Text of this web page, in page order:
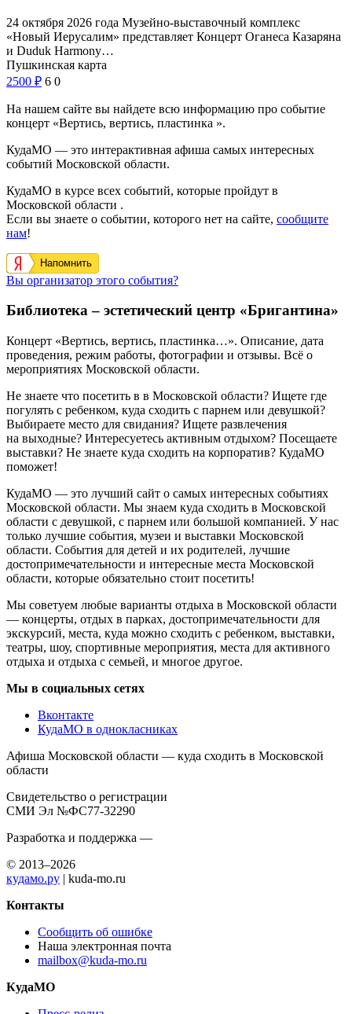
24 октября 2026 года Музейно-выставочный комплекс
«Новый Иерусалим» представляет Концерт Оганеса Казаряна
и Duduk Harmony…
Пушкинская карта
2500 ₽ 6 0
На нашем сайте вы найдете всю информацию про событие
концерт «Вертись, вертись, пластинка ».
КудаМО — это интерактивная афиша самых интересных
событий Московской области.
КудаМО в курсе всех событий, которые пройдут в
Московской области .
Если вы знаете о событии, которого нет на сайте, сообщите
нам!
Напомнить
Вы организатор этого события?
Библиотека – эстетический центр «Бригантина»
Концерт «Вертись, вертись, пластинка…». Описание, дата
проведения, режим работы, фотографии и отзывы. Всё о
мероприятиях Московской области.
Не знаете что посетить в в Московской области? Ищете где
погулять с ребенком, куда сходить с парнем или девушкой?
Выбираете место для свидания? Ищете развлечения
на выходные? Интересуетесь активным отдыхом? Посещаете
выставки? Не знаете куда сходить на корпоратив? КудаМО
поможет!
КудаМО — это лучший сайт о самых интересных событиях
Московской области. Мы знаем куда сходить в Московской
области с девушкой, с парнем или большой компанией. У нас
только лучшие события, музеи и выставки Московской
области. События для детей и их родителей, лучшие
достопримечательности и интересные места Московской
области, которые обязательно стоит посетить!
Мы советуем любые варианты отдыха в Московской области
— концерты, отдых в парках, достопримечательности для
экскурсий, места, куда можно сходить с ребенком, выставки,
театры, шоу, спортивные мероприятия, места для активного
отдыха и отдыха с семьей, и многое другое.
Мы в социальных сетях
Вконтакте
КудаМО в однокласниках
Афиша Московской области — куда сходить в Московской
области
Свидетельство о регистрации
СМИ Эл №ФС77-32290
Разработка и поддержка —
© 2013–2026
кудамо.ру | kuda-mo.ru
Контакты
Сообщить об ошибке
Наша электронная почта
mailbox@kuda-mo.ru
КудаМО